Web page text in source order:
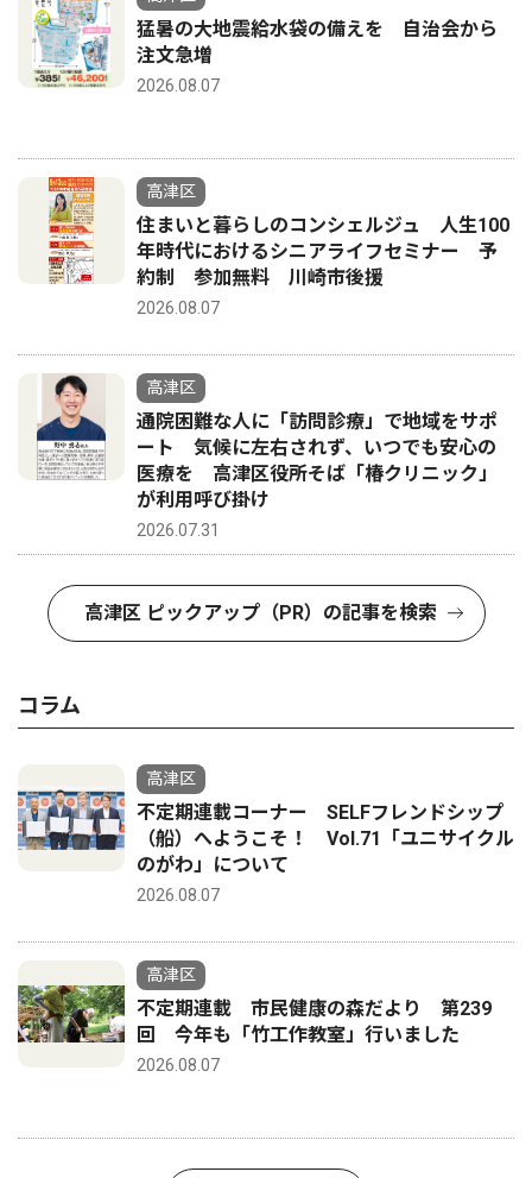
猛暑の大地震給水袋の備えを 自治会から
注文急増
2026.08.07
高津区
住まいと暮らしのコンシェルジュ 人生100
年時代におけるシニアライフセミナー 予
約制 参加無料 川崎市後援
2026.08.07
高津区
通院困難な人に「訪問診療」で地域をサポ
ート 気候に左右されず、いつでも安心の
医療を 高津区役所そば「椿クリニック」
が利用呼び掛け
2026.07.31
高津区 ピックアップ（PR）の記事を検索
コラム
高津区
不定期連載コーナー SELFフレンドシップ
（船）へようこそ！ Vol.71「ユニサイクル
のがわ」について
2026.08.07
高津区
不定期連載 市民健康の森だより 第239
回 今年も「竹工作教室」行いました
2026.08.07